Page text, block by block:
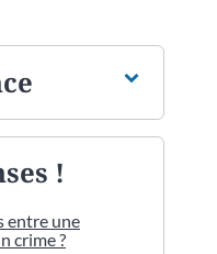
!
entre une
crime ?